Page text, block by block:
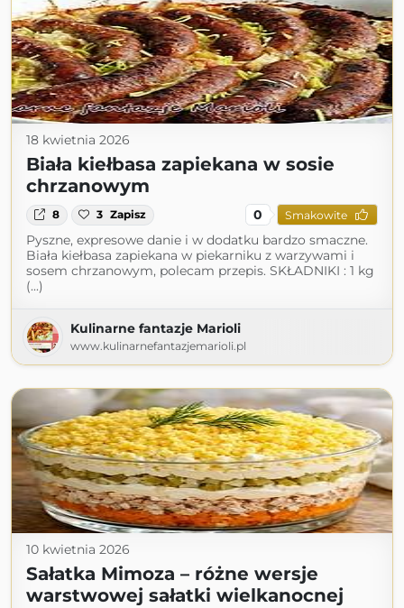
18 kwietnia 2026
Biała kiełbasa zapiekana w sosie
chrzanowym
8 3 Zapisz 0 Smakowite
Pyszne, expresowe danie i w dodatku bardzo smaczne.
Biała kiełbasa zapiekana w piekarniku z warzywami i
sosem chrzanowym, polecam przepis. SKŁADNIKI : 1 kg
(...)
Kulinarne fantazje Marioli
www.kulinarnefantazjemarioli.pl
10 kwietnia 2026
Sałatka Mimoza – różne wersje
warstwowej sałatki wielkanocnej